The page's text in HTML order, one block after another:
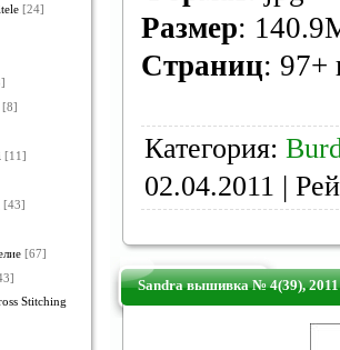
[24]
[8]
[11]
[43]
[67]
Stitching
Размер:
Страниц: 97+
Категория:
02.04.2011 |
Sandra вышивка № 4(39), 2011